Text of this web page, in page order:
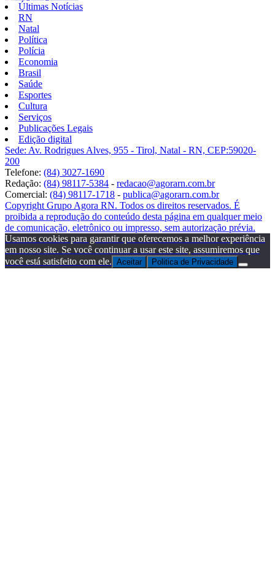
Últimas Notícias
RN
Natal
Política
Polícia
Economia
Brasil
Saúde
Esportes
Cultura
Serviços
Publicações Legais
Edição digital
Sede: Av. Rodrigues Alves, 955 - Tirol, Natal - RN, CEP:59020-
200
Telefone: (84) 3027-1690
Redação: (84) 98117-5384 - redacao@agorarn.com.br
Comercial: (84) 98117-1718 - publica@agorarn.com.br
Copyright Grupo Agora RN. Todos os direitos reservados. É
proibida a reprodução do conteúdo desta página em qualquer meio
de comunicação, eletrônico ou impresso, sem autorização prévia.
Usamos cookies para garantir que oferecemos a melhor experiência
em nosso site. Se você continuar a usar este site, assumiremos que
você está satisfeito com ele. Aceitar Politica de Privacidade